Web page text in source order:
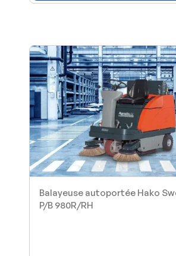
Balayeuse autoportée Hako
P/B 980R/RH